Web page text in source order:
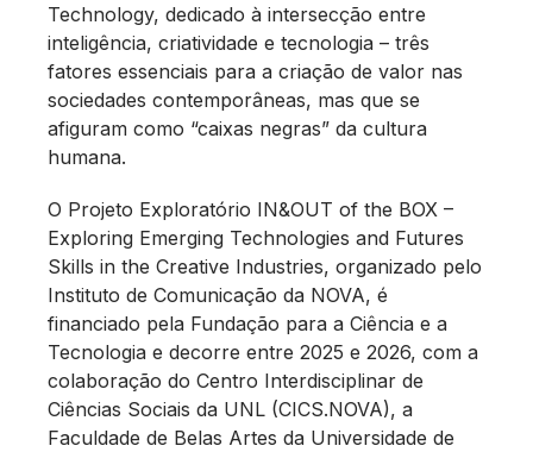
Technology, dedicado à intersecção entre
inteligência, criatividade e tecnologia – três
fatores essenciais para a criação de valor nas
sociedades contemporâneas, mas que se
afiguram como “caixas negras” da cultura
humana.
O Projeto Exploratório IN&OUT of the BOX –
Exploring Emerging Technologies and Futures
Skills in the Creative Industries, organizado pelo
Instituto de Comunicação da NOVA, é
financiado pela Fundação para a Ciência e a
Tecnologia e decorre entre 2025 e 2026, com a
colaboração do Centro Interdisciplinar de
Ciências Sociais da UNL (CICS.NOVA), a
Faculdade de Belas Artes da Universidade de